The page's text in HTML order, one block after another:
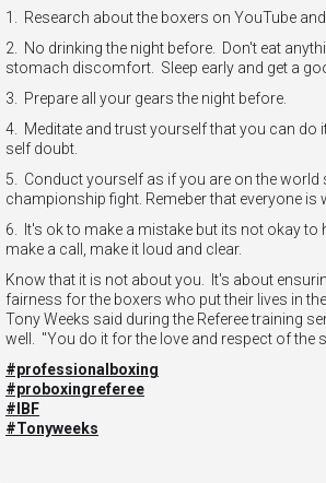
1. Research about the boxers on YouTube
2. No drinking the night before. Don't eat
stomach discomfort. Sleep early and get a
3. Prepare all your gears the night before.
4. Meditate and trust yourself that you can do
self doubt.
5. Conduct yourself as if you are on the world
championship fight. Remeber that everyone is
6. It's ok to make a mistake but its not okay to
make a call, make it loud and clear.
Know that it is not about you. It's about
fairness for the boxers who put their lives in
Tony Weeks said during the Referee training
well. "You do it for the love and respect of the
#professionalboxing
#proboxingreferee
#IBF
#Tonyweeks